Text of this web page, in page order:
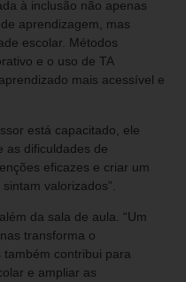
à inclusão não apenas
aprendizagem, mas
escolar. Métodos
e o uso de TA
mais acessível e
está capacitado, ele
as dificuldades de
eficazes e criar um
valorizados”.
da sala de aula. “Um
transforma o
contribui para
e ampliar as